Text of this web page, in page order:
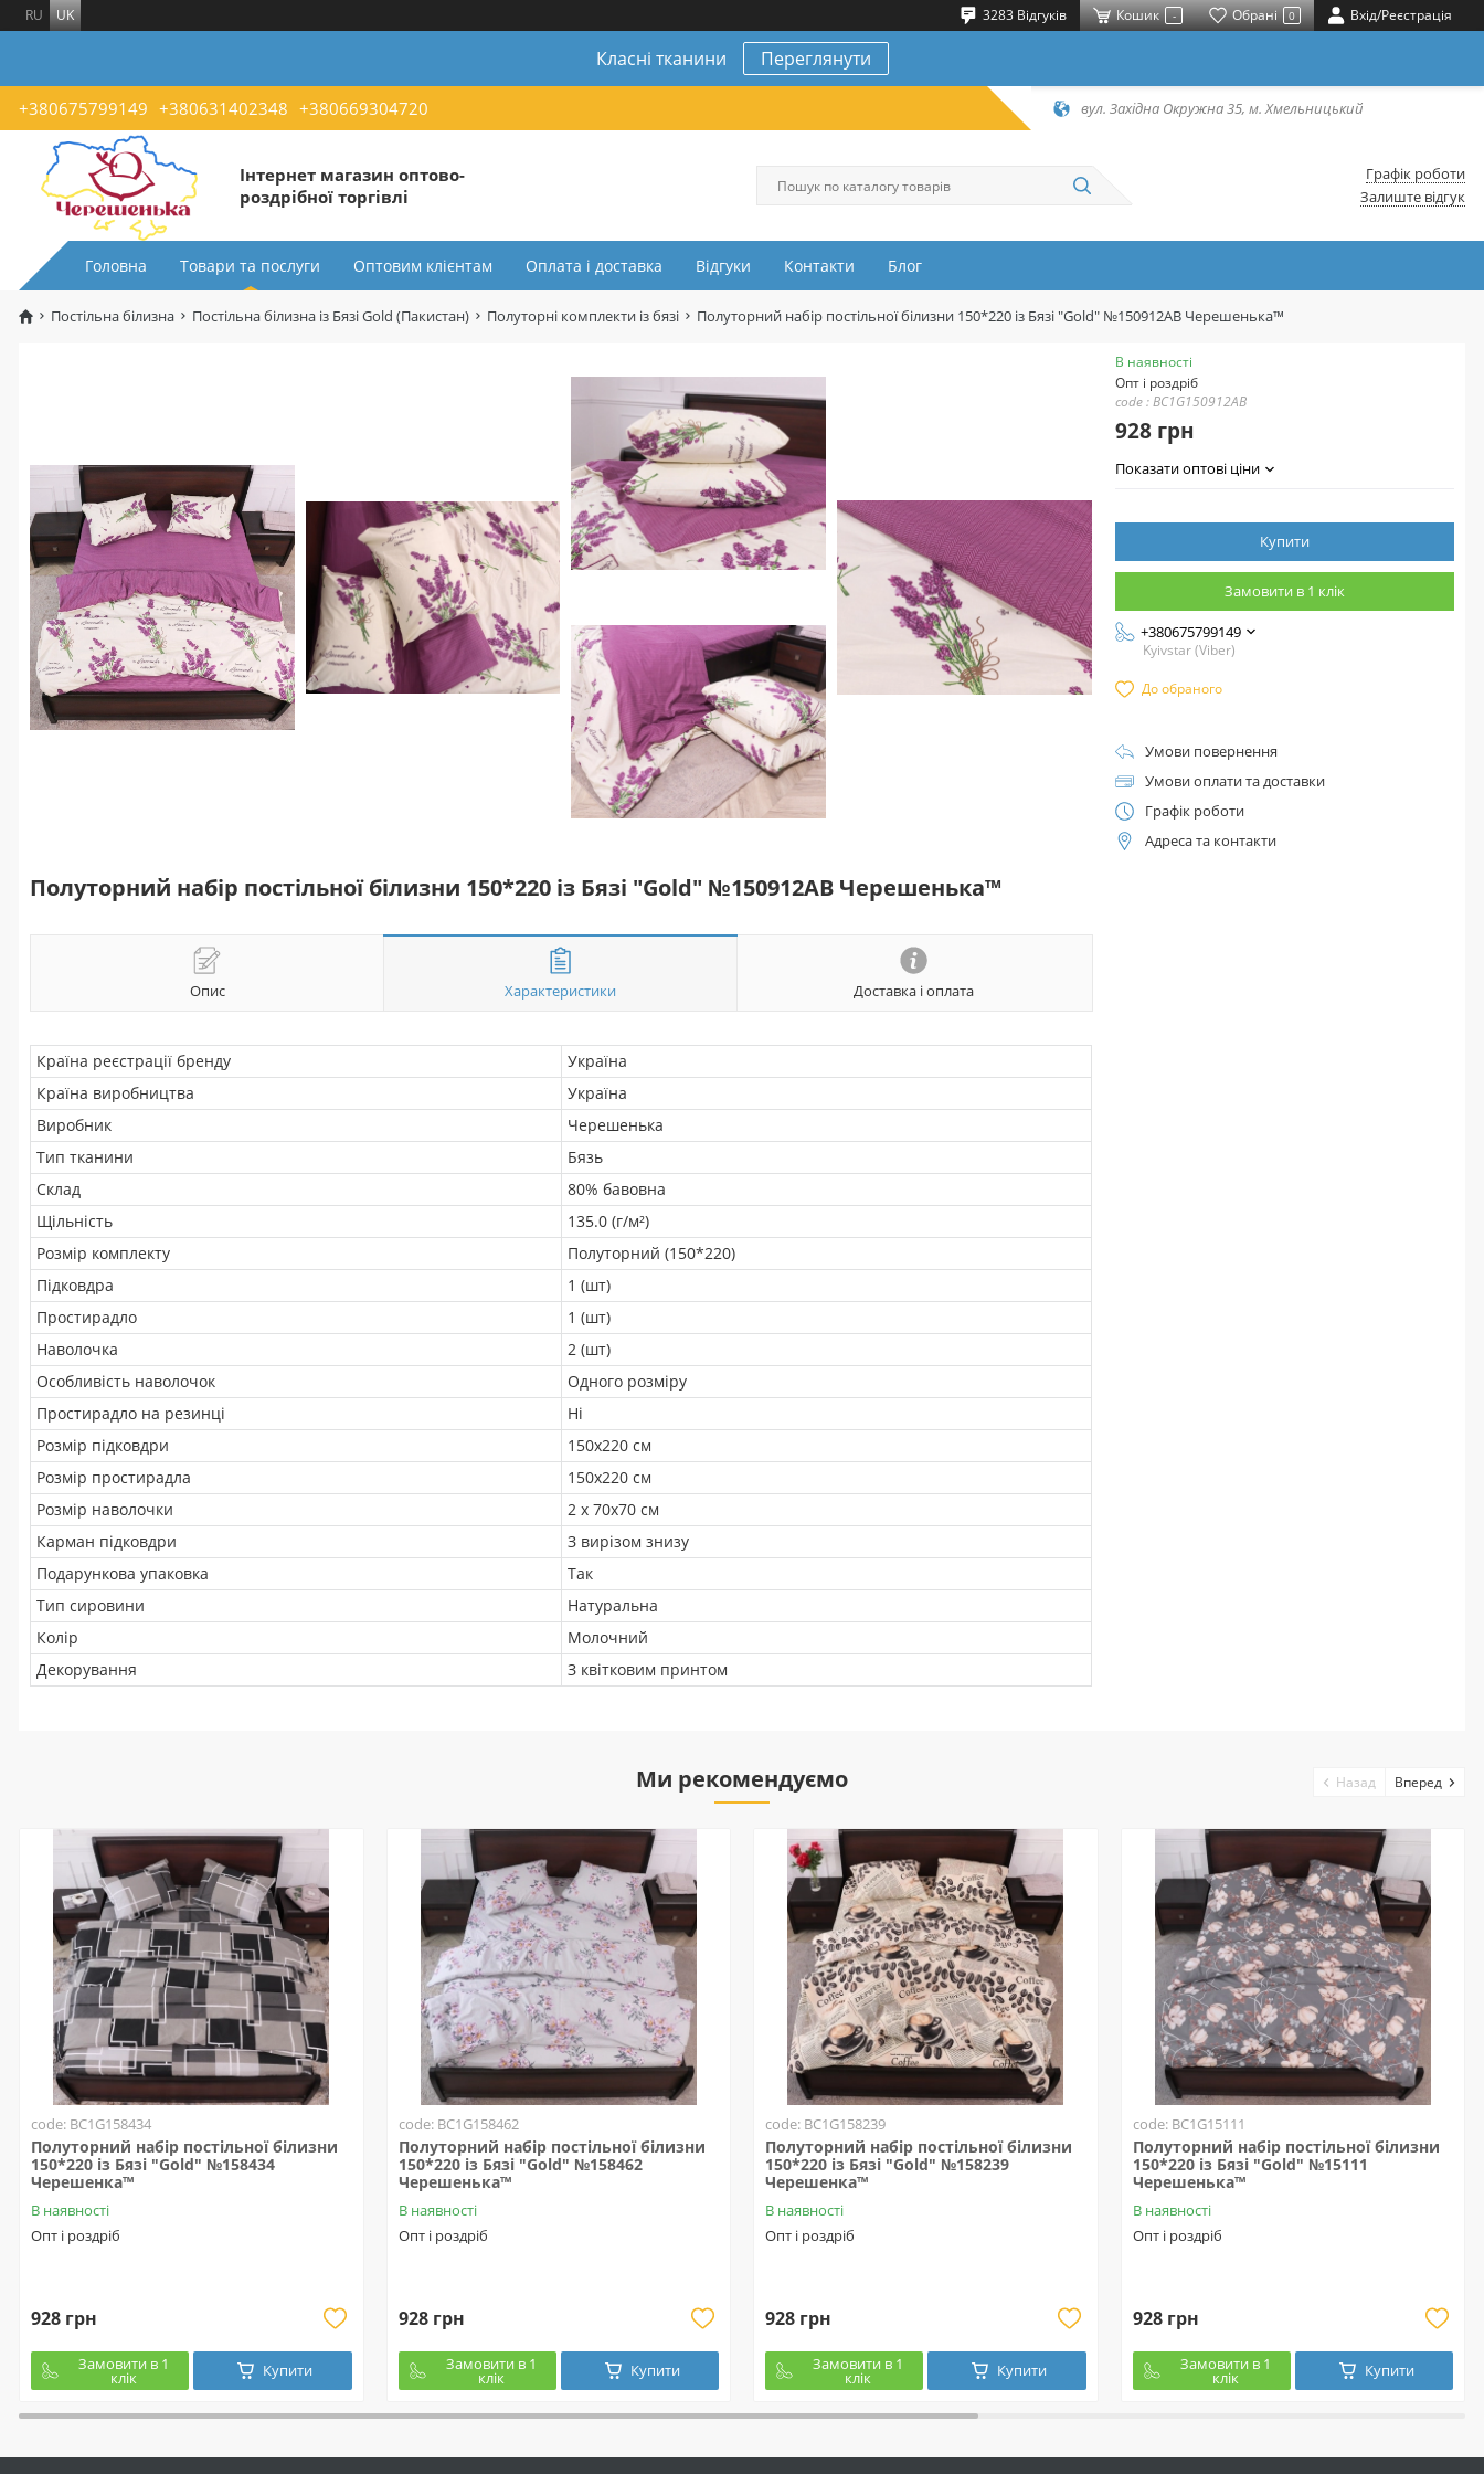
RU UK 3283 Відгуків Кошик - Обрані 0 Вхід/Реєстрація
Класні тканини Переглянути
+380675799149 +380631402348 +380669304720 вул. Західна Окружна 35, м. Хмельницький
Інтернет магазин оптово-
роздрібної торгівлі
Графік роботи
Залиште відгук
Головна Товари та послуги Оптовим клієнтам Оплата і доставка Відгуки Контакти Блог
Постільна білизна Постільна білизна із Бязі Gold (Пакистан) Полуторні комплекти із бязі Полуторний набір постільної білизни 150*220 із Бязі "Gold" №150912АВ Черешенька™
Полуторний набір постільної білизни 150*220 із Бязі "Gold" №150912АВ Черешенька™
Опис Характеристики Доставка і оплата
Країна реєстрації бренду
Україна
Країна виробництва
Україна
Виробник
Черешенька
Тип тканини
Бязь
Склад
80% бавовна
Щільність
135.0 (г/м²)
Розмір комплекту
Полуторний (150*220)
Підковдра
1 (шт)
Простирадло
1 (шт)
Наволочка
2 (шт)
Особливість наволочок
Одного розміру
Простирадло на резинці
Ні
Розмір підковдри
150х220 см
Розмір простирадла
150х220 см
Розмір наволочки
2 х 70х70 см
Карман підковдри
З вирізом знизу
Подарункова упаковка
Так
Тип сировини
Натуральна
Колір
Молочний
Декорування
З квітковим принтом
В наявності
Опт і роздріб
code : BC1G150912АВ
928 грн
Показати оптові ціни
Купити
Замовити в 1 клік
+380675799149
Kyivstar (Viber)
До обраного
Умови повернення
Умови оплати та доставки
Графік роботи
Адреса та контакти
Ми рекомендуємо
code: BC1G158434
Полуторний набір постільної білизни
150*220 із Бязі "Gold" №158434
Черешенка™
В наявності
Опт і роздріб
928 грн
Замовити в 1
клік Купити
code: BC1G158462
Полуторний набір постільної білизни
150*220 із Бязі "Gold" №158462
Черешенька™
В наявності
Опт і роздріб
928 грн
Замовити в 1
клік Купити
code: BC1G158239
Полуторний набір постільної білизни
150*220 із Бязі "Gold" №158239
Черешенка™
В наявності
Опт і роздріб
928 грн
Замовити в 1
клік Купити
code: BC1G15111
Полуторний набір постільної білизни
150*220 із Бязі "Gold" №15111
Черешенька™
В наявності
Опт і роздріб
928 грн
Замовити в 1
клік Купити
Назад Вперед